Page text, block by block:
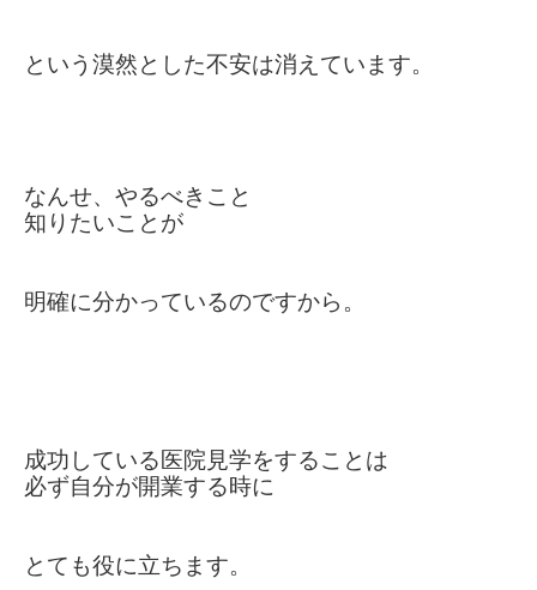
という漠然とした不安は消えています。
なんせ、やるべきこと
知りたいこと が
明確に分かっているのですから。
成功している医院見学をすることは
必ず自分が開業する時に
とても役に立ちます。